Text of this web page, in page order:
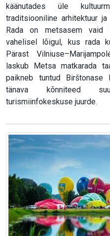
käänutades üle
traditsiooniline arhitektuur
Rada on metsasem vaid
vahelisel lõigul, kus rada
Pärast
laskub Metsa matkarada
paikneb tuntud Birštonase
tänava kõnniteed
turismiinfokeskuse juurde.